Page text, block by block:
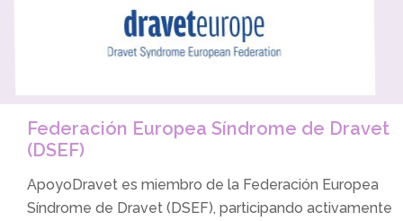
Federación Europea Síndrome de Dravet
(DSEF)
ApoyoDravet es miembro de la Federación Europea
Síndrome de Dravet (DSEF)​, participando activamente